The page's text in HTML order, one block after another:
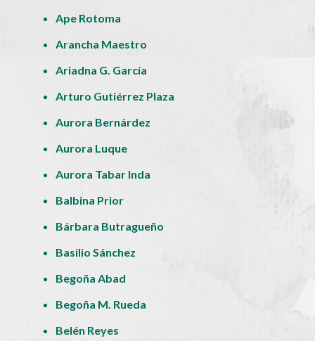
Ape Rotoma
Arancha Maestro
Ariadna G. García
Arturo Gutiérrez Plaza
Aurora Bernárdez
Aurora Luque
Aurora Tabar Inda
Balbina Prior
Bárbara Butragueño
Basilio Sánchez
Begoña Abad
Begoña M. Rueda
Belén Reyes